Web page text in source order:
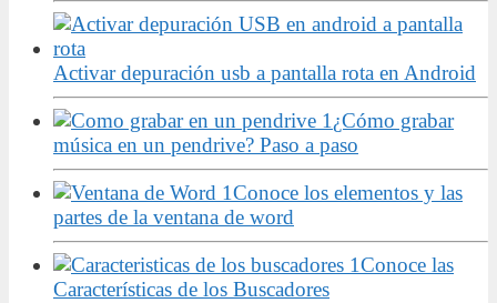
Activar depuración usb a pantalla rota en Android
¿Cómo grabar
música en un pendrive? Paso a paso
Conoce los elementos y las
partes de la ventana de word
Conoce las
Características de los Buscadores